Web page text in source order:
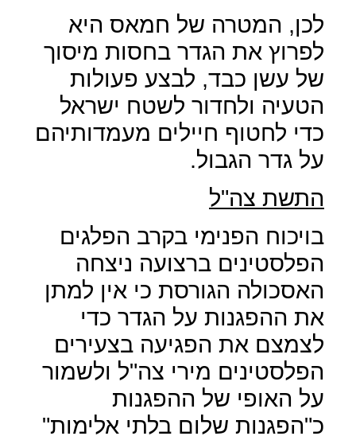
לכן, המטרה של חמאס היא
לפרוץ את הגדר בחסות מיסוך
של עשן כבד, לבצע פעולות
הטעיה ולחדור לשטח ישראל
כדי לחטוף חיילים מעמדותיהם
על גדר הגבול.
התשת צה"ל
בויכוח הפנימי בקרב הפלגים
הפלסטינים ברצועה ניצחה
האסכולה הגורסת כי אין למתן
את ההפגנות על הגדר כדי
לצמצם את הפגיעה בצעירים
הפלסטינים מירי צה"ל ולשמור
על האופי של ההפגנות
כ"הפגנות שלום בלתי אלימות"